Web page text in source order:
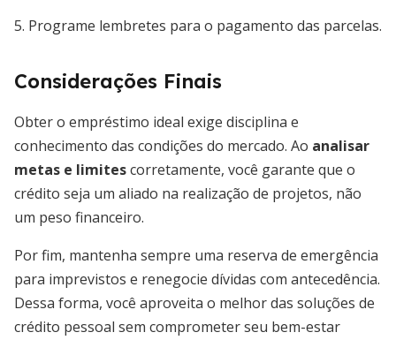
5. Programe lembretes para o pagamento das parcelas.
Considerações Finais
Obter o empréstimo ideal exige disciplina e
conhecimento das condições do mercado. Ao analisar
metas e limitescorretamente, você garante que o
crédito seja um aliado na realização de projetos, não
um peso financeiro.
Por fim, mantenha sempre uma reserva de emergência
para imprevistos e renegocie dívidas com antecedência.
Dessa forma, você aproveita o melhor das soluções de
crédito pessoal sem comprometer seu bem-estar